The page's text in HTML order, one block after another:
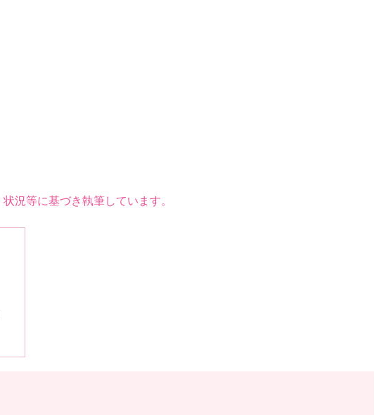
況等に基づき執筆しています。